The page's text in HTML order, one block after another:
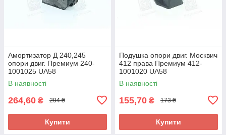
Амортизатор Д 240,245
опори двиг. Премиум 240-
1001025 UA58
В наявності
264,60 ₴ 294 ₴
Купити
Подушка опори двиг. Москвич
412 права Премиум 412-
1001020 UA58
В наявності
155,70 ₴ 173 ₴
Купити